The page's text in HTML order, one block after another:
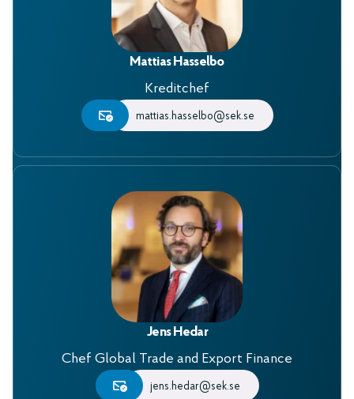
Mattias Hasselbo
Kreditchef
mattias.hasselbo@sek.se
Jens Hedar
Chef Global Trade and Export Finance
jens.hedar@sek.se